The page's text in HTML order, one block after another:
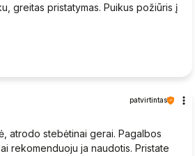
greitas pristatymas. Puikus požiūris į
patvirtintas
atrodo stebėtinai gerai. Pagalbos
rekomenduoju ja naudotis. Pristate